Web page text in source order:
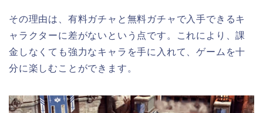
その理由は、有料ガチャと無料ガチャで入手できるキ
ャラクターに差がないという点です。これにより、課
金しなくても強力なキャラを手に入れて、ゲームを十
分に楽しむことができます。